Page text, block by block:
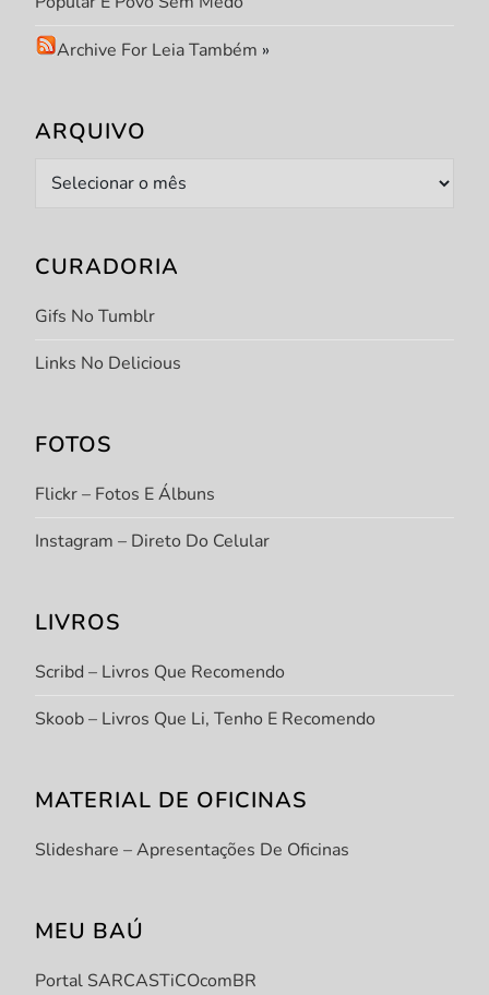
Archive For Leia Também »
ARQUIVO
Arquivo
CURADORIA
Gifs No Tumblr
Links No Delicious
FOTOS
Flickr – Fotos E Álbuns
Instagram – Direto Do Celular
LIVROS
Scribd – Livros Que Recomendo
Skoob – Livros Que Li, Tenho E Recomendo
MATERIAL DE OFICINAS
Slideshare – Apresentações De Oficinas
MEU BAÚ
Portal SARCASTiCOcomBR